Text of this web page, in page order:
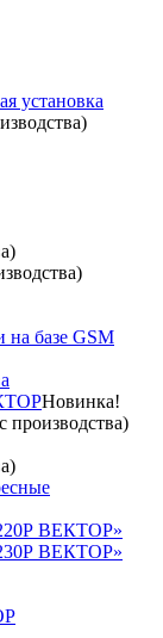
установка
на базе GSM
Новинка!
производства)
ВЕКТОР»
ВЕКТОР»